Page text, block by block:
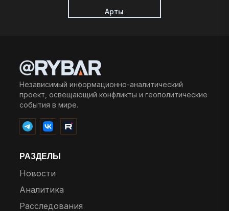
Арты
Независимый информационно-аналитический
проект, освещающий конфликты и геополитические
события в мире.
РАЗДЕЛЫ
Новости
Аналитика
Расследования